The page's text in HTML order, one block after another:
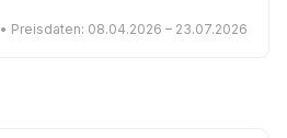
• Preisdaten: 08.04.2026 – 23.07.2026